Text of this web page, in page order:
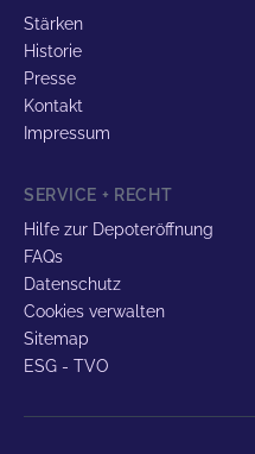
Stärken
Historie
Presse
Kontakt
Impressum
SERVICE + RECHT
Hilfe zur Depoteröffnung
FAQs
Datenschutz
Cookies verwalten
Sitemap
ESG - TVO